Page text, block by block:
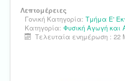
Λεπτομέρειες
Γονική Κατηγορία: Τμήμα Ε'
Κατηγορία: Φυσική Αγωγή και
Τελευταία ενημέρωση : 22